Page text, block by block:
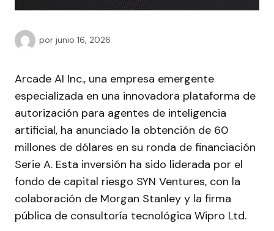
por junio 16, 2026
Arcade AI Inc., una empresa emergente
especializada en una innovadora plataforma de
autorización para agentes de inteligencia
artificial, ha anunciado la obtención de 60
millones de dólares en su ronda de financiación
Serie A. Esta inversión ha sido liderada por el
fondo de capital riesgo SYN Ventures, con la
colaboración de Morgan Stanley y la firma
pública de consultoría tecnológica Wipro Ltd.